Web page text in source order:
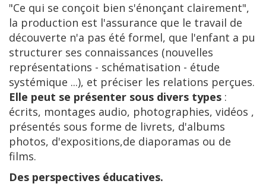
"Ce qui se conçoit bien s'énonçant clairement",
la production est l'assurance que le travail de
découverte n'a pas été formel, que l'enfant a pu
structurer ses connaissances (nouvelles
représentations - schématisation - étude
systémique ...), et préciser les relations perçues.
Elle peut se présenter sous divers types :
écrits, montages audio, photographies, vidéos ,
présentés sous forme de livrets, d'albums
photos, d'expositions,de diaporamas ou de
films.
Des perspectives éducatives.